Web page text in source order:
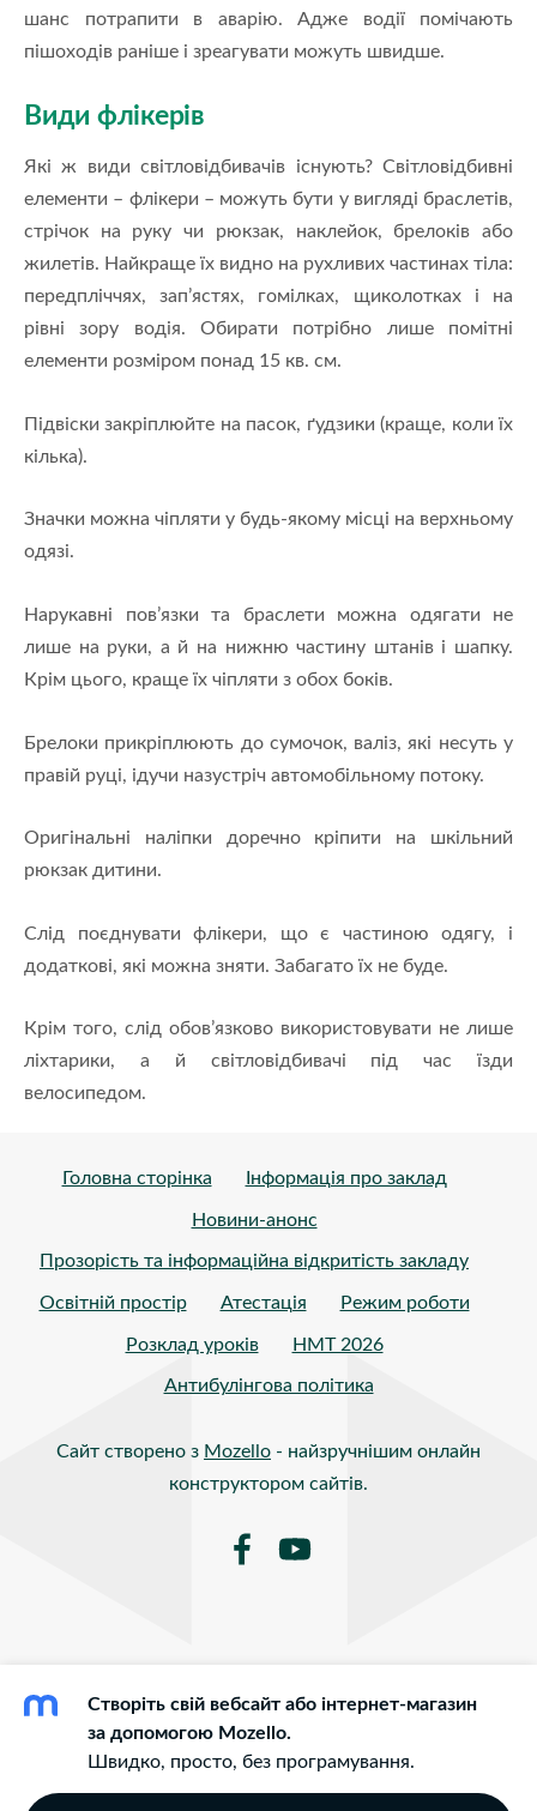
шанс потрапити в аварію. Адже водії помічають
пішоходів раніше і зреагувати можуть швидше.
Види флікерів
Які ж види світловідбивачів існують? Світловідбивні
елементи – флікери – можуть бути у вигляді браслетів,
стрічок на руку чи рюкзак, наклейок, брелоків або
жилетів. Найкраще їх видно на рухливих частинах тіла:
передпліччях, зап’ястях, гомілках, щиколотках і на
рівні зору водія. Обирати потрібно лише помітні
елементи розміром понад 15 кв. см.
Підвіски закріплюйте на пасок, ґудзики (краще, коли їх
кілька).
Значки можна чіпляти у будь-якому місці на верхньому
одязі.
Нарукавні пов’язки та браслети можна одягати не
лише на руки, а й на нижню частину штанів і шапку.
Крім цього, краще їх чіпляти з обох боків.
Брелоки прикріплюють до сумочок, валіз, які несуть у
правій руці, ідучи назустріч автомобільному потоку.
Оригінальні наліпки доречно кріпити на шкільний
рюкзак дитини.
Слід поєднувати флікери, що є частиною одягу, і
додаткові, які можна зняти. Забагато їх не буде.
Крім того, слід обов’язково використовувати не лише
ліхтарики, а й світловідбивачі під час їзди
велосипедом.
Головна сторінка
Інформація про заклад
Новини-анонс
Прозорість та інформаційна відкритість закладу
Освітній простір
Атестація
Режим роботи
Розклад уроків
НМТ 2026
Антибулінгова політика
Сайт створено з Mozello - найзручнішим онлайн
конструктором сайтів.
Створіть свій вебсайт або інтернет-магазин
за допомогою Mozello.
Швидко, просто, без програмування.